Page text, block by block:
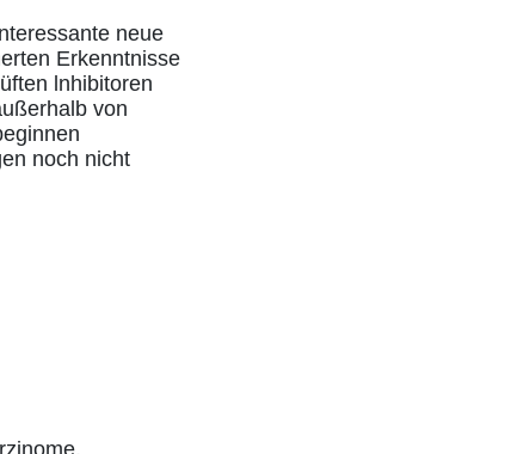
neue
Erkenntnisse
lnhibitoren
von
noch nicht
,